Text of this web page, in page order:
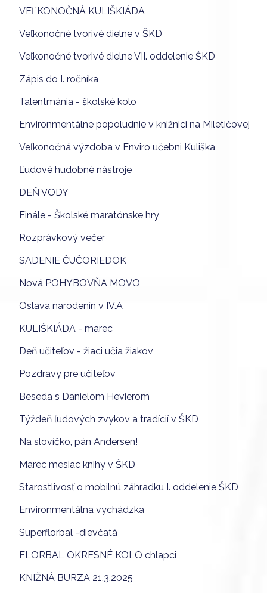
VEĽKONOČNÁ KULIŠKIÁDA
Veľkonočné tvorivé dielne v ŠKD
Veľkonočné tvorivé dielne VII. oddelenie ŠKD
Zápis do I. ročníka
Talentmánia - školské kolo
Environmentálne popoludnie v knižnici na Miletičovej
Veľkonočná výzdoba v Enviro učebni Kuliška
Ľudové hudobné nástroje
DEŇ VODY
Finále - Školské maratónske hry
Rozprávkový večer
SADENIE ČUČORIEDOK
Nová POHYBOVŇA MOVO
Oslava narodenín v IV.A
KULIŠKIÁDA - marec
Deň učiteľov - žiaci učia žiakov
Pozdravy pre učiteľov
Beseda s Danielom Hevierom
Týždeň ľudových zvykov a tradícií v ŠKD
Na slovíčko, pán Andersen!
Marec mesiac knihy v ŠKD
Starostlivosť o mobilnú záhradku I. oddelenie ŠKD
Environmentálna vychádzka
Superflorbal -dievčatá
FLORBAL OKRESNÉ KOLO chlapci
KNIŽNÁ BURZA 21.3.2025